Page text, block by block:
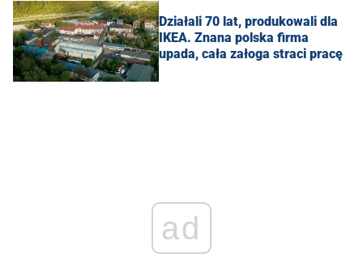
Działali 70 lat, produkowali dla
IKEA. Znana polska firma
upada, cała załoga straci pracę
ad